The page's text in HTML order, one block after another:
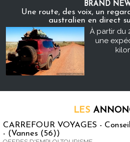
BRAND
Une route, des voix, un
australien en direct
À partir du
une
LES
CARREFOUR VOYAGES -
- (Vannes (56))